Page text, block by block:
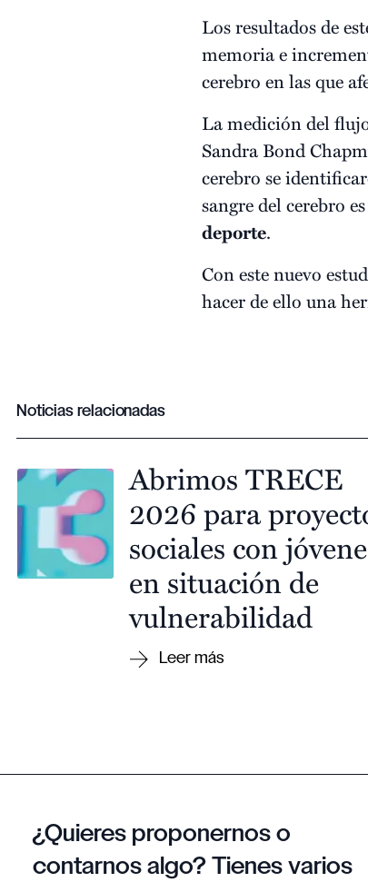
Los resultados de
memoria e
cerebro en las que
La medición del
Sandra Bond
cerebro se
sangre del cerebro
deporte.
Con este nuevo
hacer de ello una
Noticias relacionadas
Abrimos TRECE
2026 para
sociales con
en situación de
vulnerabilidad
¿Quieres proponernos o
contarnos algo? Tienes varios